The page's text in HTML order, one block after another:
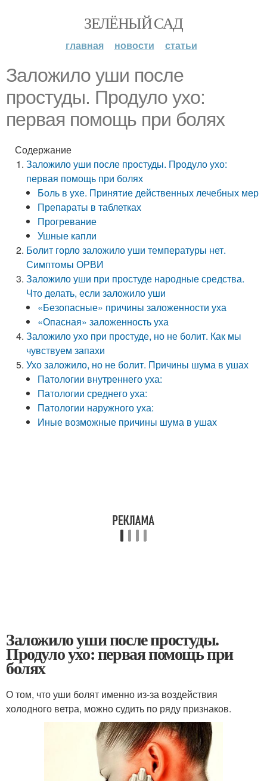
ЗЕЛЁНЫЙ САД
главная новости статьи
Заложило уши после
простуды. Продуло ухо:
первая помощь при болях
Содержание
Заложило уши после простуды. Продуло ухо:
первая помощь при болях
Боль в ухе. Принятие действенных лечебных мер
Препараты в таблетках
Прогревание
Ушные капли
Болит горло заложило уши температуры нет.
Симптомы ОРВИ
Заложило уши при простуде народные средства.
Что делать, если заложило уши
«Безопасные» причины заложенности уха
«Опасная» заложенность уха
Заложило ухо при простуде, но не болит. Как мы
чувствуем запахи
Ухо заложило, но не болит. Причины шума в ушах
Патологии внутреннего уха:
Патологии среднего уха:
Патологии наружного уха:
Иные возможные причины шума в ушах
Заложило уши после простуды.
Продуло ухо: первая помощь при
болях
О том, что уши болят именно из-за воздействия
холодного ветра, можно судить по ряду признаков.